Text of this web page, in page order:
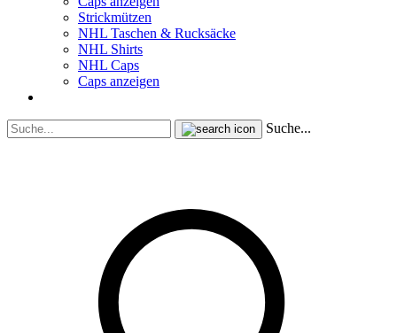
Strickmützen
NHL Taschen & Rucksäcke
NHL Shirts
NHL Caps
Caps anzeigen
Suche...